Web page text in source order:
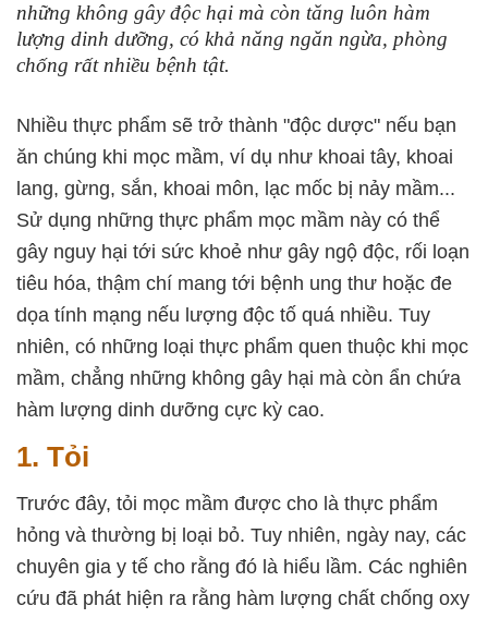
những không gây độc hại mà còn tăng luôn hàm
lượng dinh dưỡng, có khả năng ngăn ngừa, phòng
chống rất nhiều bệnh tật.
Nhiều thực phẩm sẽ trở thành "độc dược" nếu bạn
ăn chúng khi mọc mầm, ví dụ như khoai tây, khoai
lang, gừng, sắn, khoai môn, lạc mốc bị nảy mầm...
Sử dụng những thực phẩm mọc mầm này có thể
gây nguy hại tới sức khoẻ như gây ngộ độc, rối loạn
tiêu hóa, thậm chí mang tới bệnh ung thư hoặc đe
dọa tính mạng nếu lượng độc tố quá nhiều. Tuy
nhiên, có những loại thực phẩm quen thuộc khi mọc
mầm, chẳng những không gây hại mà còn ẩn chứa
hàm lượng dinh dưỡng cực kỳ cao.
1. Tỏi
Trước đây, tỏi mọc mầm được cho là thực phẩm
hỏng và thường bị loại bỏ. Tuy nhiên, ngày nay, các
chuyên gia y tế cho rằng đó là hiểu lầm. Các nghiên
cứu đã phát hiện ra rằng hàm lượng chất chống oxy